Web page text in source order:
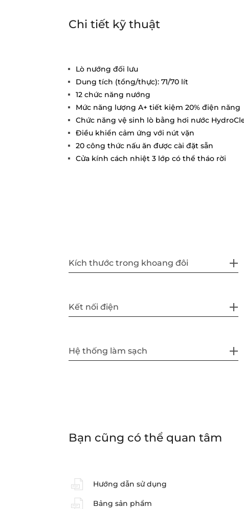
Chi tiết kỹ thuật
Lò nướng đối lưu
Dung tích (tổng/thực): 71/70 lít
12 chức năng nướng
Mức năng lượng A+ tiết kiệm 20% điện năng
Chức năng vệ sinh lò bằng hơi nước
Điều khiển cảm ứng với nút vặn
20 công thức nấu ăn được cài đặt sẵn
Cửa kính cách nhiệt 3 lớp có thể tháo rời
Kích thước trong khoang đôi
Kết nối điện
Hệ thống làm sạch
Bạn cũng có thể quan tâm
Hướng dẫn sử dụng
Bảng sản phẩm